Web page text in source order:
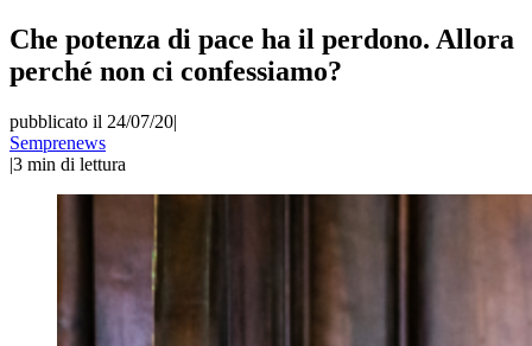
Che potenza di pace ha il perdono. Allora
perché non ci confessiamo?
pubblicato il 24/07/20|
Semprenews
|3 min di lettura